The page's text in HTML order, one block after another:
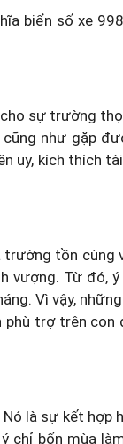
biển số xe
sự trường thọ
như gặp
uy, kích thích
tồn cùng
vượng. Từ đó,
Vì vậy,
phù trợ trên
là sự kết hợp
chỉ bốn mùa